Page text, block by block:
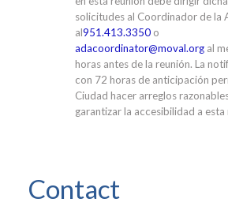
solicitudes al Coordinador de la
al951.413.3350 o
adacoordinator@moval.org al
horas antes de la reunión. La
con 72 horas de anticipación
Ciudad hacer arreglos
garantizar la accesibilidad a esta
Contact